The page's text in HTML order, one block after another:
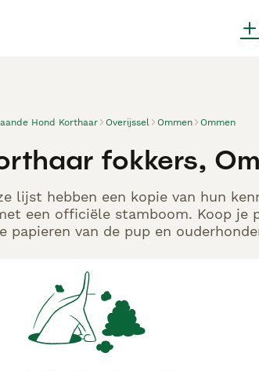
Hond Korthaar Overijssel Ommen Ommen
fokkers,
lijst hebben een kopie van hun
een officiële stamboom. Koop je
papieren van de pup en